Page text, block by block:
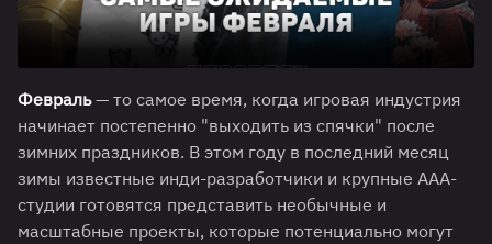
Февраль— то самое время, когда игровая индустрия
начинает постепенно "выходить из спячки" после
зимних праздников. В этом году в последний месяц
зимы известные инди-разработчики и крупные ААА-
студии готовятся представить необычные и
масштабные проекты, которые потенциально могут